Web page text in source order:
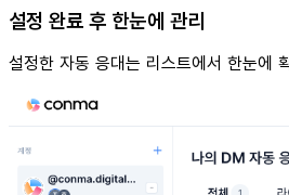
설정 완료 후 한눈에 관리
설정한 자동 응대는 리스트에서 한눈에